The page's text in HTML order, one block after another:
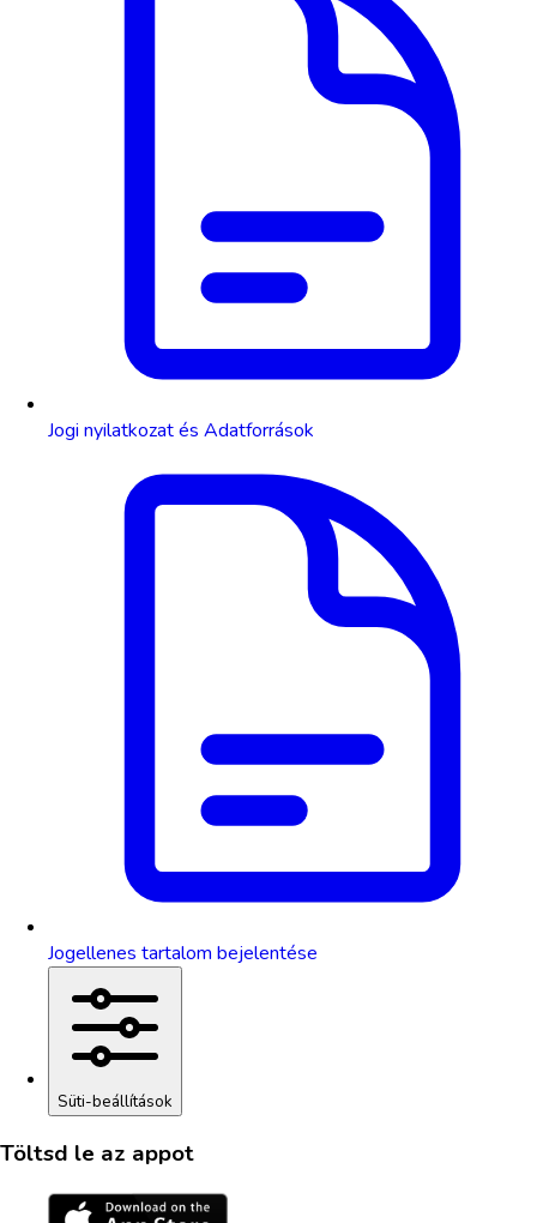
Jogi nyilatkozat és Adatforrások
Jogellenes tartalom bejelentése
Süti-beállítások
Töltsd le az appot